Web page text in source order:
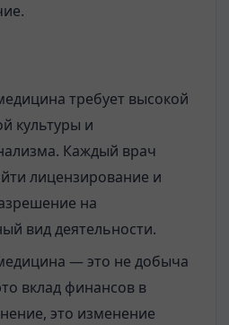
требует высокой
культуры и
Каждый врач
лицензирование и
на
вид деятельности.
— это не добыча
вклад финансов в
это изменение